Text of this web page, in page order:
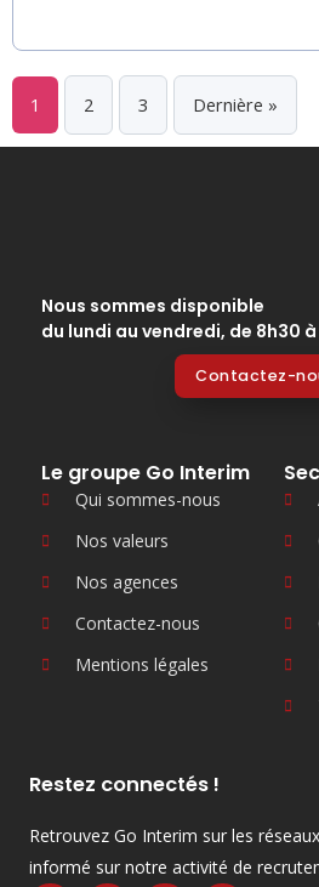
1 2 3 Dernière »
Nous sommes disponible
du lundi au vendredi, de 8h30 à
Contactez-
Le groupe Go Interim
Qui sommes-nous
Nos valeurs
Nos agences
Contactez-nous
Mentions légales
Restez connectés !
Retrouvez Go Interim sur les
informé sur notre activité de